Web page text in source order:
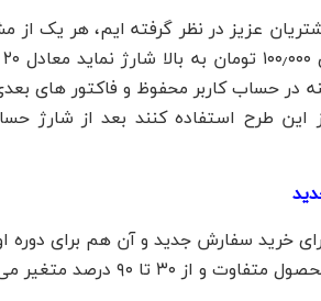
عزیز در نظر گرفته ایم، هر یک از
در حساب کاربر محفوظ و فاکتور های
این طرح استفاده کنند بعد از شارژ
خرید سفارش جدید و آن هم برای دوره
تا ۹۰ درصد متغیر می باشد.